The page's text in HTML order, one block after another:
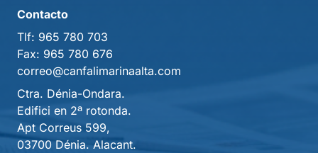
Contacto
Tlf: 965 780 703
Fax: 965 780 676
correo@canfalimarinaalta.com
Ctra. Dénia-Ondara.
Edifici en 2ª rotonda.
Apt Correus 599,
03700 Dénia. Alacant.